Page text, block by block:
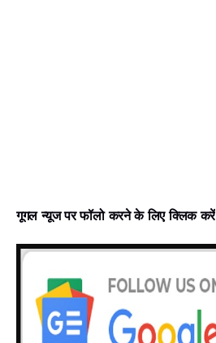
गूगल न्‍यूज पर फॉलो करने के लिए क्लिक करें